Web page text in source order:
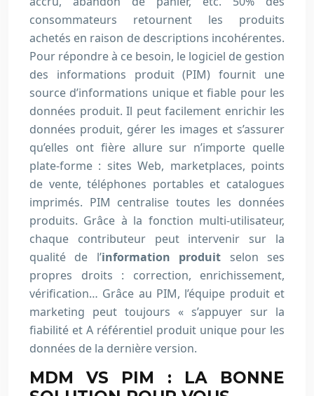
consommateurs retournent les produits
achetés en raison de descriptions incohérentes.
Pour répondre à ce besoin, le logiciel de gestion
des informations produit (PIM) fournit une
source d’informations unique et fiable pour les
données produit. Il peut facilement enrichir les
données produit, gérer les images et s’assurer
qu’elles ont fière allure sur n’importe quelle
plate-forme : sites Web, marketplaces, points
de vente, téléphones portables et catalogues
imprimés. PIM centralise toutes les données
produits. Grâce à la fonction multi-utilisateur,
chaque contributeur peut intervenir sur la
qualité de l’information produit selon ses
propres droits : correction, enrichissement,
vérification… Grâce au PIM, l’équipe produit et
marketing peut toujours « s’appuyer sur la
fiabilité et A référentiel produit unique pour les
données de la dernière version.
MDM VS PIM : LA BONNE